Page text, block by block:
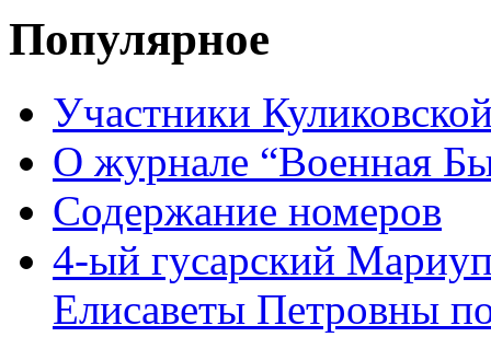
Популярное
Участники
О журнале “Военная
Содержание номеров
4-ый гусарский
Елисаветы Петровны